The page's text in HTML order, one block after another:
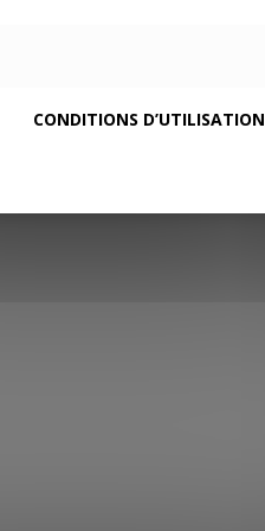
CONDITIONS D’UTILISATION